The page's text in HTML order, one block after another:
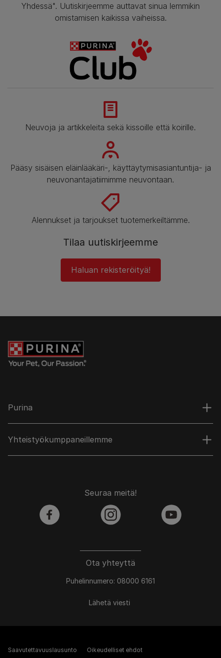
Yhdessä". Uutiskirjeemme auttavat sinua lemmikin
omistamisen kaikissa vaiheissa.
Neuvoja ja artikkeleita sekä kissoille että koirille.
Pääsy sisäisen eläinlääkäri-, käyttäytymisasiantuntija- ja
neuvonantajatiimimme neuvontaan.
Alennukset ja tarjoukset tuotemerkeiltämme.
Tilaa uutiskirjeemme
Haluan rekisteröityä!
Purina
Yhteistyökumppaneillemme
Ota yhteyttä
Puhelinnumero: 08000 6161
Lähetä viesti
Seuraa meitä!
facebook instagram youtube
Saavutettavuuslausunto Oikeudelliset ehdot